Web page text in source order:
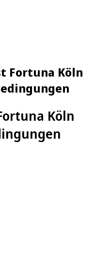
Fortuna Köln
Köln